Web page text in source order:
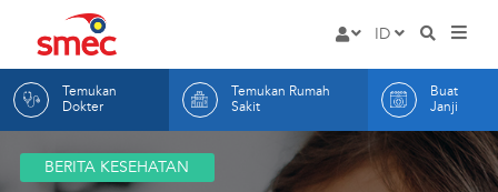
Rumah
Sakit
Mata
SMEC
ID
ID
LAYANAN
DOKTER KAMI
RUMAH SAKIT KAMI
Temukan
Dokter
Temukan Rumah
Sakit
Buat
Janji
BERITA KESEHATAN